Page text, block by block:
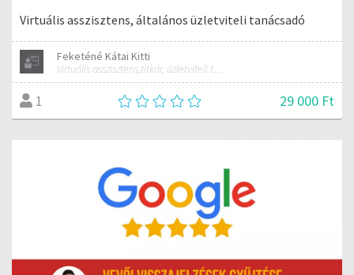
Virtuális asszisztens, általános üzletviteli tanácsadó
Feketéné Kátai Kitti
1 29 000 Ft